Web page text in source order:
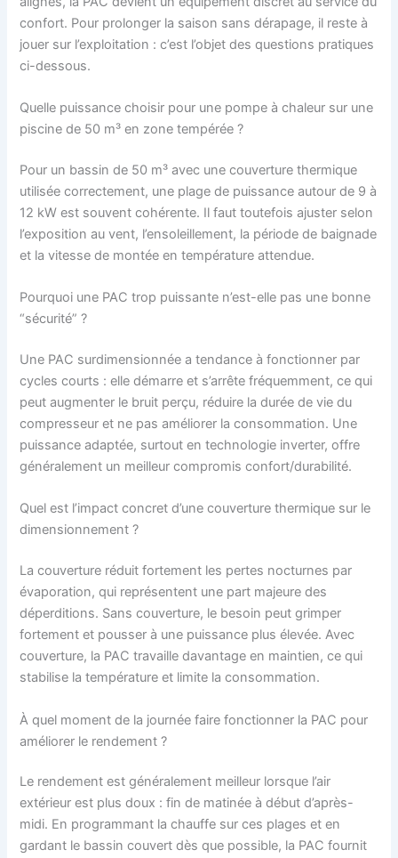
confort. Pour prolonger la saison sans dérapage, il reste à
jouer sur l’exploitation : c’est l’objet des questions pratiques
ci-dessous.
Quelle puissance choisir pour une pompe à chaleur sur une
piscine de 50 m³ en zone tempérée ?
Pour un bassin de 50 m³ avec une couverture thermique
utilisée correctement, une plage de puissance autour de 9 à
12 kW est souvent cohérente. Il faut toutefois ajuster selon
l’exposition au vent, l’ensoleillement, la période de baignade
et la vitesse de montée en température attendue.
Pourquoi une PAC trop puissante n’est-elle pas une bonne
“sécurité” ?
Une PAC surdimensionnée a tendance à fonctionner par
cycles courts : elle démarre et s’arrête fréquemment, ce qui
peut augmenter le bruit perçu, réduire la durée de vie du
compresseur et ne pas améliorer la consommation. Une
puissance adaptée, surtout en technologie inverter, offre
généralement un meilleur compromis confort/durabilité.
Quel est l’impact concret d’une couverture thermique sur le
dimensionnement ?
La couverture réduit fortement les pertes nocturnes par
évaporation, qui représentent une part majeure des
déperditions. Sans couverture, le besoin peut grimper
fortement et pousser à une puissance plus élevée. Avec
couverture, la PAC travaille davantage en maintien, ce qui
stabilise la température et limite la consommation.
À quel moment de la journée faire fonctionner la PAC pour
améliorer le rendement ?
Le rendement est généralement meilleur lorsque l’air
extérieur est plus doux : fin de matinée à début d’après-
midi. En programmant la chauffe sur ces plages et en
gardant le bassin couvert dès que possible, la PAC fournit